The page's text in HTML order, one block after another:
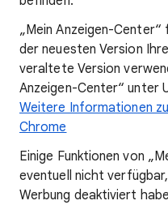
„Mein Anzeigen-
der neuesten Version
veraltete Version
Anzeigen-Center“ unter
Weitere Informationen
Chrome
Einige Funktionen von
eventuell nicht
Werbung deaktiviert